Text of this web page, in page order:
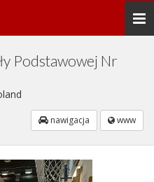
Podstawowej Nr
nawigacja www